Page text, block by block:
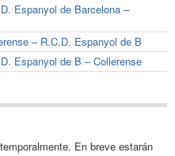
Espanyol de Barcelona –
– R.C.D. Espanyol de B
Espanyol de B – Collerense
En breve estarán